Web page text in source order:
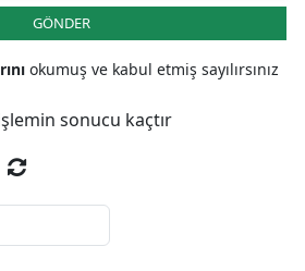
GÖNDER
okumuş ve kabul etmiş sayılırsınız
sonucu kaçtır